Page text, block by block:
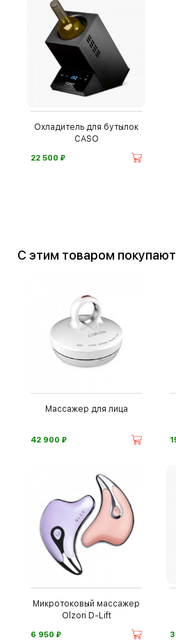
Охладитель для бутылок
CASO
22 500 ⃏
С этим товаром покупают
Массажер для лица
42 900 ⃏
Микротоковый массажер
Olzori D-Lift
6 950 ⃏